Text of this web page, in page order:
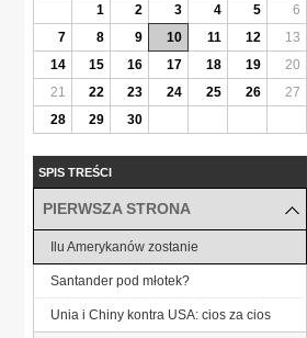
1
2 3 4 5
6
7
8 9 10 11 12
13
14
15 16 17 18 19
20
21
22 23 24 25 26
27
28
29 30
SPIS TREŚCI
PIERWSZA STRONA
Ilu Amerykanów zostanie
Santander pod młotek?
Unia i Chiny kontra USA: cios za cios